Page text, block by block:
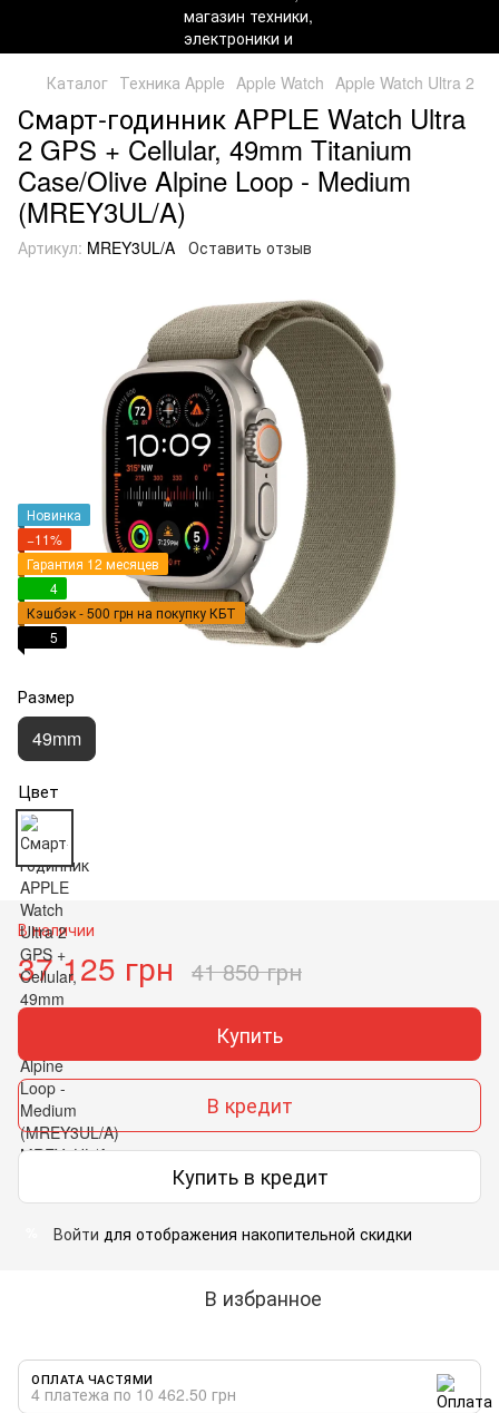
Каталог Техника Apple Apple Watch Apple Watch Ultra 2
Смарт-годинник APPLE Watch Ultra
2 GPS + Cellular, 49mm Titanium
Case/Olive Alpine Loop - Medium
(MREY3UL/A)
Артикул: MREY3UL/A Оставить отзыв
Новинка
−11%
Гарантия 12 месяцев
4
Кэшбэк - 500 грн на покупку КБТ
5
Размер
49mm
Цвет
В наличии
37 125 грн 41 850 грн
Купить
В кредит
Купить в кредит
Войти для отображения накопительной скидки
В избранное
ОПЛАТА ЧАСТЯМИ
4 платежа по 10 462.50 грн